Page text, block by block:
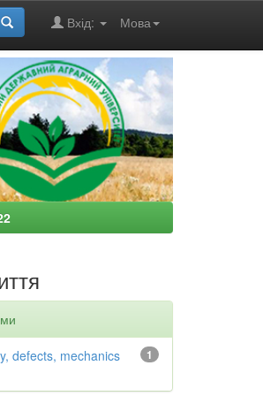
Мова
Вхід:
1
defects, mechanics